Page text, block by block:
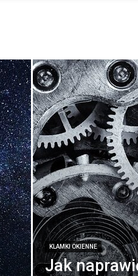
KLAMKI OKIENNE
Jak